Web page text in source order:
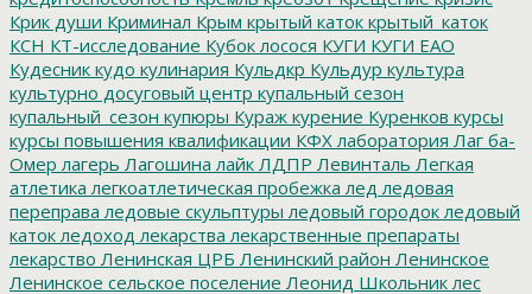
Крик души Криминал Крым крытый каток крытый_каток
КСН КТ-исследование Кубок лосося КУГИ КУГИ ЕАО
Кудесник кудо кулинария Кульдкр Кульдур культура
культурно досуговый центр купальный сезон
купальный_сезон купюры Кураж курение Куренков курсы
курсы повышения квалификации КФХ лаборатория Лаг ба-
Омер лагерь Лагошина лайк ЛДПР Левинталь Легкая
атлетика легкоатлетическая пробежка лед ледовая
переправа ледовые скульптуры ледовый городок ледовый
каток ледоход лекарства лекарственные препараты
лекарство Ленинская ЦРБ Ленинский район Ленинское
Ленинское сельское поселение Леонид Школьник лес